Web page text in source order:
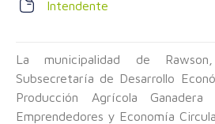
Intendente
La municipalidad de
Subsecretaría de Desarrollo
Producción Agrícola
Emprendedores y Economía